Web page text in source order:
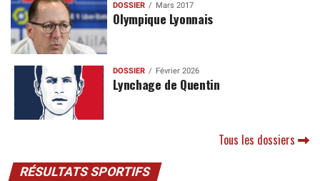
DOSSIER Mars 2017
Olympique Lyonnais
DOSSIER Février 2026
Lynchage de Quentin
Tous les dossiers
RÉSULTATS SPORTIFS